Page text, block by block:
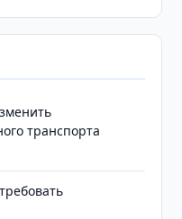
транспорта